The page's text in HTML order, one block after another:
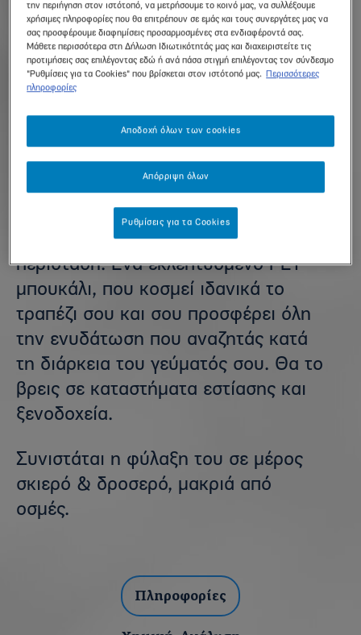
Κορπή® 1L pet
Το Φυσικό Μεταλλικό Νερό Κορπή®
κυκλοφορεί και σε 1L PET φιάλη και
έρχεται να συντροφεύσει κάθε ειδική
περίσταση. Ένα εκλεπτυσμένο PET
μπουκάλι, που κοσμεί ιδανικά το
τραπέζι σου και σου προσφέρει όλη
την ενυδάτωση που αναζητάς κατά
τη διάρκεια του γεύματός σου. Θα το
βρεις σε καταστήματα εστίασης και
ξενοδοχεία.
Συνιστάται η φύλαξη του σε μέρος
σκιερό & δροσερό, μακριά από
οσμές.
Πληροφορίες
την περιήγηση στον ιστότοπό, να μετρήσουμε το κοινό μας, να συλλέξουμε
χρήσιμες πληροφορίες που θα επιτρέπουν σε εμάς και τους συνεργάτες μας να
σας προσφέρουμε διαφημίσεις προσαρμοσμένες στα ενδιαφέροντά σας.
Μάθετε περισσότερα στη Δήλωση Ιδιωτικότητάς μας και διαχειριστείτε τις
προτιμήσεις σας επιλέγοντας εδώ ή ανά πάσα στιγμή επιλέγοντας τον σύνδεσμο
"Ρυθμίσεις για τα Cookies" που βρίσκεται στον ιστότοπό μας.
Περισσότερες
πληροφορίες
Απόρριψη όλων
Αποδοχή όλων των cookies
Ρυθμίσεις για τα Cookies